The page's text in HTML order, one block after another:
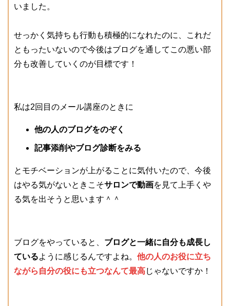
いました。
せっかく気持ちも行動も積極的になれたのに、これだ
ともったいないので今後はブログを通してこの悪い部
分も改善していくのが目標です！
私は2回目のメール講座のときに
他の人のブログをのぞく
記事添削やブログ診断をみる
とモチベーションが上がることに気付いたので、今後
はやる気がないときこそサロンで動画を見て上手くや
る気を出そうと思います＾＾
ブログをやっていると、 ブログと一緒に自分も成長し
ているように感じるんですよね。 他の人のお役に立ち
ながら自分の役にも立つなんて最高じゃないですか！